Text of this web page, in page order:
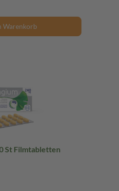
Warenkorb
240 mg 60 St Filmtabletten